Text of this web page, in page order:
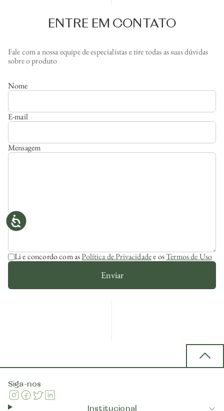
ENTRE EM CONTATO
Fale com a nossa equipe de especialistas e tire todas as suas dúvidas
sobre o produto
Nome
E-mail
Mensagem
Li e concordo com asPolítica de Privacidadee osTermos de Uso
Enviar
Siga-nos
Instagram
Facebook
Twitter
Institucional